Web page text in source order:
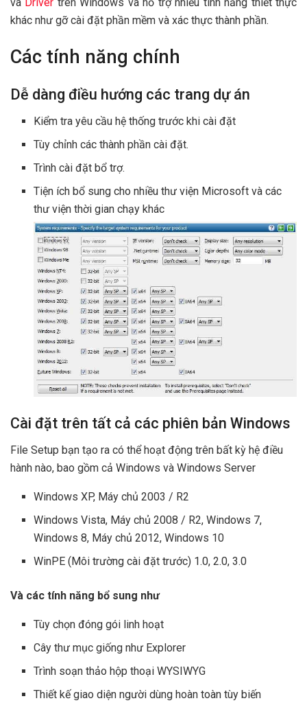
khác như gỡ cài đặt phần mềm và xác thực thành phần.
Các tính năng chính
Dễ dàng điều hướng các trang dự án
Kiểm tra yêu cầu hệ thống trước khi cài đặt
Tùy chỉnh các thành phần cài đặt.
Trình cài đặt bổ trợ.
Tiện ích bổ sung cho nhiều thư viện Microsoft và các
thư viện thời gian chạy khác
Cài đặt trên tất cả các phiên bản Windows
File Setup bạn tạo ra có thể hoạt động trên bất kỳ hệ điều
hành nào, bao gồm cả Windows và Windows Server
Windows XP, Máy chủ 2003 / R2
Windows Vista, Máy chủ 2008 / R2, Windows 7,
Windows 8, Máy chủ 2012, Windows 10
WinPE (Môi trường cài đặt trước) 1.0, 2.0, 3.0
Và các tính năng bổ sung như
Tùy chọn đóng gói linh hoạt
Cây thư mục giống như Explorer
Trình soạn thảo hộp thoại WYSIWYG
Thiết kế giao diện người dùng hoàn toàn tùy biến